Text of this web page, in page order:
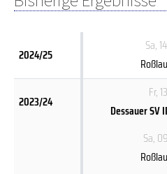
2024/25
Sa,
Roßlau
2023/24
Fr,
Dessauer SV II
Sa,
Roßlau